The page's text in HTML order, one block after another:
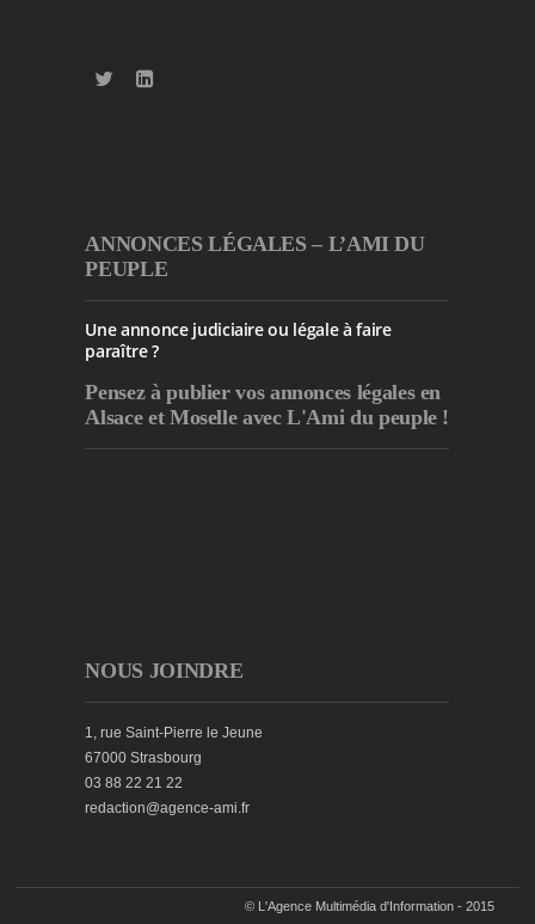
ANNONCES LÉGALES – L’AMI DU
PEUPLE
Une annonce judiciaire ou légale à faire
paraître ?
Pensez à publiervos annonces légales en
Alsace et Moselle avec L'Ami du peuple !
NOUS JOINDRE
1, rue Saint-Pierre le Jeune
67000 Strasbourg
03 88 22 21 22
redaction@agence-ami.fr
© L'Agence Multimédia d'Information - 2015